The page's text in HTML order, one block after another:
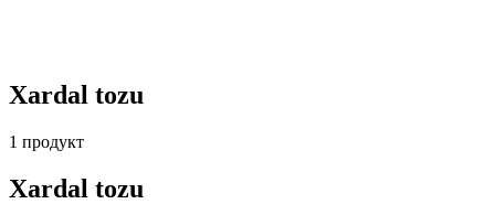
Xardal tozu
1 продукт
Xardal tozu